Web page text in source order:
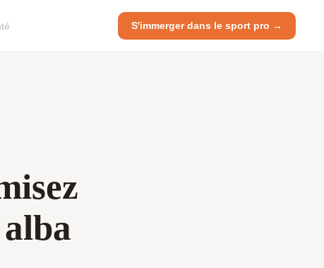
S'immerger dans le sport pro →